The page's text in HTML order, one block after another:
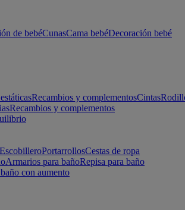
de bebéCunasCama bebéDecoración bebé
Recambios y complementosCintas
Recambios y complementos
EscobilleroPortarrollosCestas de ropa
Armarios para bañoRepisa para baño
con aumento